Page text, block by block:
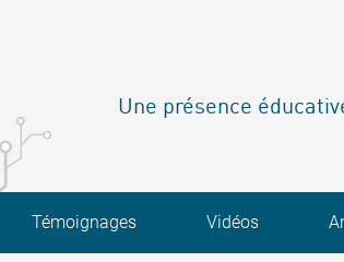
Une présence
Témoignages Vidéos